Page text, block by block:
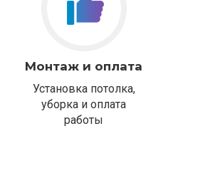
Монтаж и оплата
Установка потолка,
уборка и оплата
работы